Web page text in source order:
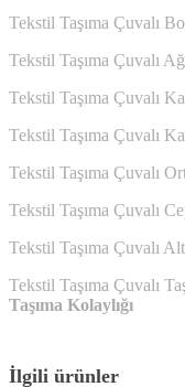
Tekstil Taşıma Çuvalı
Tekstil Taşıma Çuvalı
Tekstil Taşıma Çuvalı
Tekstil Taşıma Çuvalı
Tekstil Taşıma Çuvalı
Tekstil Taşıma Çuvalı
Tekstil Taşıma Çuvalı
Tekstil Taşıma Çuvalı
Taşıma Kolaylığı
İlgili ürünler